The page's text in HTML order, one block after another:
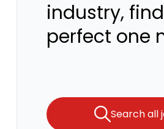
industry,
perfect one
Search all